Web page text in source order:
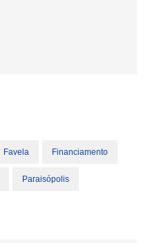
Favela Financiamento
Paraisópolis